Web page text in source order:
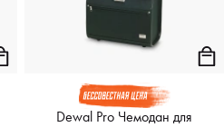
Dewal Pro Чемодан для